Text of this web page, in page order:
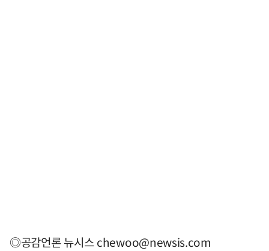
◎공감언론 뉴시스chewoo@newsis.com